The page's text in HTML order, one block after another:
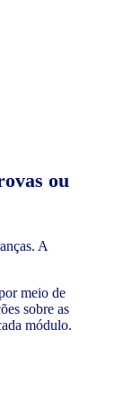
ou
A
meio de
sobre as
módulo.